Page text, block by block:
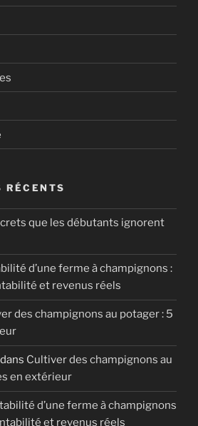
RÉCENTS
que les débutants ignorent
d’une ferme à champignons :
et revenus réels
des champignons au potager : 5
dans Cultiver des champignons au
en extérieur
d’une ferme à champignons
et revenus réels